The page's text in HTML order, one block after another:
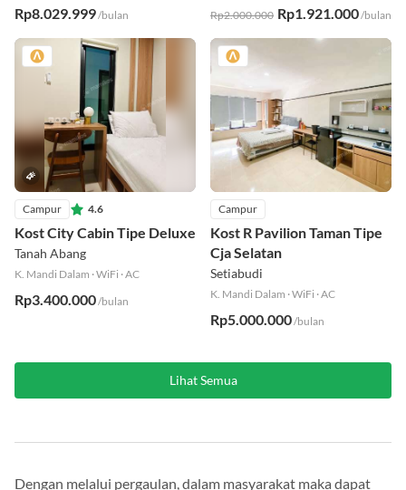
Rp8.029.999/bulan
Rp2.000.000 Rp1.921.000/bulan
Campur 4.6
Kost City Cabin Tipe Deluxe
Tanah Abang
K. Mandi Dalam ·WiFi ·AC
Rp3.400.000/bulan
Campur
Kost R Pavilion Taman Tipe
Cja Selatan
Setiabudi
K. Mandi Dalam ·WiFi ·AC
Rp5.000.000/bulan
Lihat Semua
Dengan melalui pergaulan, dalam masyarakat maka dapat